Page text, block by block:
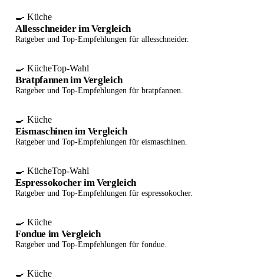
🍳 Küche
Allesschneider im Vergleich
Ratgeber und Top-Empfehlungen für allesschneider.
🍳 KücheTop-Wahl
Bratpfannen im Vergleich
Ratgeber und Top-Empfehlungen für bratpfannen.
🍳 Küche
Eismaschinen im Vergleich
Ratgeber und Top-Empfehlungen für eismaschinen.
🍳 KücheTop-Wahl
Espressokocher im Vergleich
Ratgeber und Top-Empfehlungen für espressokocher.
🍳 Küche
Fondue im Vergleich
Ratgeber und Top-Empfehlungen für fondue.
🍳 Küche